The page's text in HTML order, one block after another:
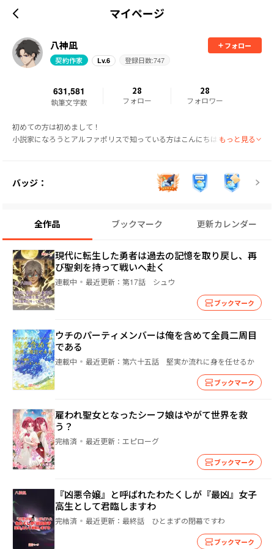
マイページ
八神凪 フォロー
契約作家 Lv.6 登録日数:747
631,581
執筆文字数
28
フォロー
28
フォロワー
初めての方は初めまして！
小説家になろうとアルファポリスで知っている方はこんにちは！
・異世界二度目のおっさん、どう考えても高校生勇者より強い
もっと見る
バッジ：
全作品 ブックマーク 更新カレンダー
現代に転生した勇者は過去の記憶を取り戻し、再
び聖剣を持って戦いへ赴く
連載中 最近更新： 第17話 シュウ
ブックマーク
ウチのパーティメンバーは俺を含めて全員二周目
である
連載中 最近更新： 第六十五話 堅実か流れに身を任せるか
ブックマーク
雇われ聖女となったシーフ娘はやがて世界を救
う？
完結済 最近更新： エピローグ
ブックマーク
『凶悪令嬢』と呼ばれたわたくしが『最凶』女子
高生として君臨しますわ
完結済 最近更新： 最終話 ひとまずの閉幕ですわ
ブックマーク